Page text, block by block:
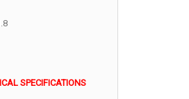
SPECIFICATIONS